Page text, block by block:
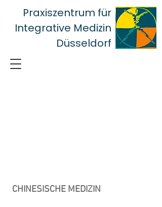
Praxiszentrum für
Integrative Medizin
Düsseldorf
CHINESISCHE MEDIZIN